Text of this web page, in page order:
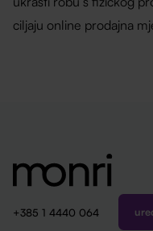
ciljaju online prodajna
+385 1 4440 064